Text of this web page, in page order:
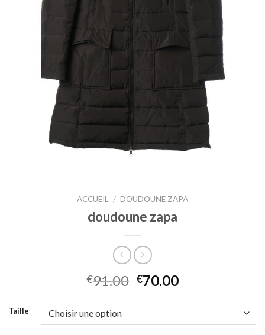
ACCUEIL / DOUDOUNE ZAPA
doudoune zapa
€91.00 €70.00
Taille